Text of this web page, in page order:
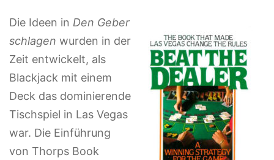
Die Ideen in Den Geber
schlagen wurden in der
Zeit entwickelt, als
Blackjack mit einem
Deck das dominierende
Tischspiel in Las Vegas
war. Die Einführung
von Thorps Book